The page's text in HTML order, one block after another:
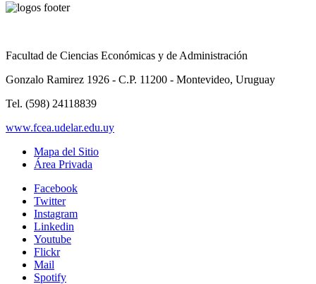
Facultad de Ciencias Económicas y de Administración
Gonzalo Ramirez 1926 - C.P. 11200 - Montevideo, Uruguay
Tel. (598) 24118839
www.fcea.udelar.edu.uy
Mapa del Sitio
Área Privada
Facebook
Twitter
Instagram
Linkedin
Youtube
Flickr
Mail
Spotify